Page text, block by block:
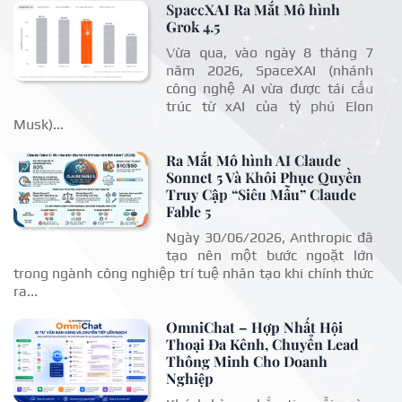
SpaceXAI Ra Mắt Mô hình
Grok 4.5
Vừa qua, vào ngày 8 tháng 7
năm 2026, SpaceXAI (nhánh
công nghệ AI vừa được tái cấu
trúc từ xAI của tỷ phú Elon
Musk)...
Ra Mắt Mô hình AI Claude
Sonnet 5 Và Khôi Phục Quyền
Truy Cập “Siêu Mẫu” Claude
Fable 5
Ngày 30/06/2026, Anthropic đã
tạo nên một bước ngoặt lớn
trong ngành công nghiệp trí tuệ nhân tạo khi chính thức
ra...
OmniChat – Hợp Nhất Hội
Thoại Đa Kênh, Chuyển Lead
Thông Minh Cho Doanh
Nghiệp